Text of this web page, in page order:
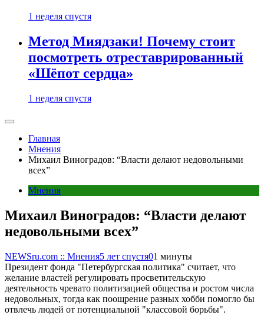
1 неделя спустя
Метод Миядзаки! Почему стоит
посмотреть отреставрированный
«Шёпот сердца»
1 неделя спустя
Главная
Мнения
Михаил Виноградов: “Власти делают недовольными
всех”
Мнения
Михаил Виноградов: “Власти делают
недовольными всех”
NEWSru.com :: Мнения5 лет спустя01 минуты
Президент фонда "Петербургская политика" считает, что
желание властей регулировать просветительскую
деятельность чревато политизацией общества и ростом числа
недовольных, тогда как поощрение разных хобби помогло бы
отвлечь людей от потенциальной "классовой борьбы".